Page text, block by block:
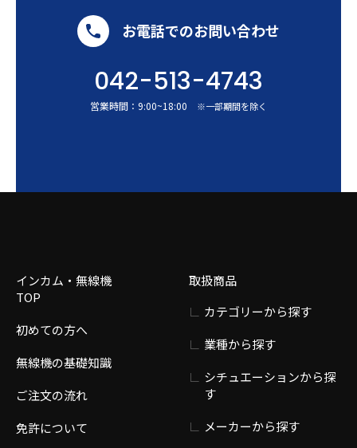
お電話でのお問い合わせ
042-513-4743
営業時間： 9:00~18:00 ※一部期間を除く
インカム・無線機
TOP
初めての方へ
無線機の基礎知識
ご注文の流れ
免許について
取扱商品
カテゴリーから探す
業種から探す
シチュエーションから探
す
メーカーから探す